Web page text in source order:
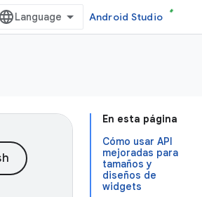
Android Studio
En esta página
Cómo usar API
mejoradas para
tamaños y
diseños de
widgets